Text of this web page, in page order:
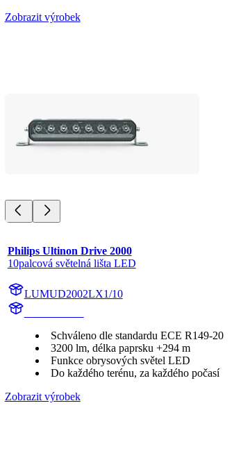
Zobrazit výrobek
Philips Ultinon Drive 2000
10palcová světelná lišta LED
LUMUD2002LX1/10
Schváleno dle standardu ECE R149-20
3200 lm, délka paprsku +294 m
Funkce obrysových světel LED
Do každého terénu, za každého počasí
Zobrazit výrobek